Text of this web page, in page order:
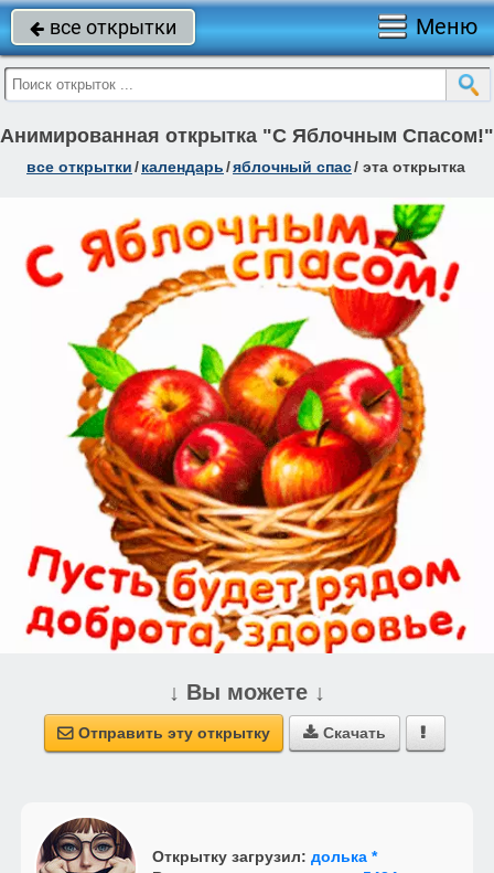
 все открытки Меню
Анимированная открытка "С Яблочным Спасом!"
все открытки/календарь/яблочный спас/ эта открытка
↓ Вы можете ↓
 Отправить эту открытку  Скачать 
Открытку загрузил: долька *